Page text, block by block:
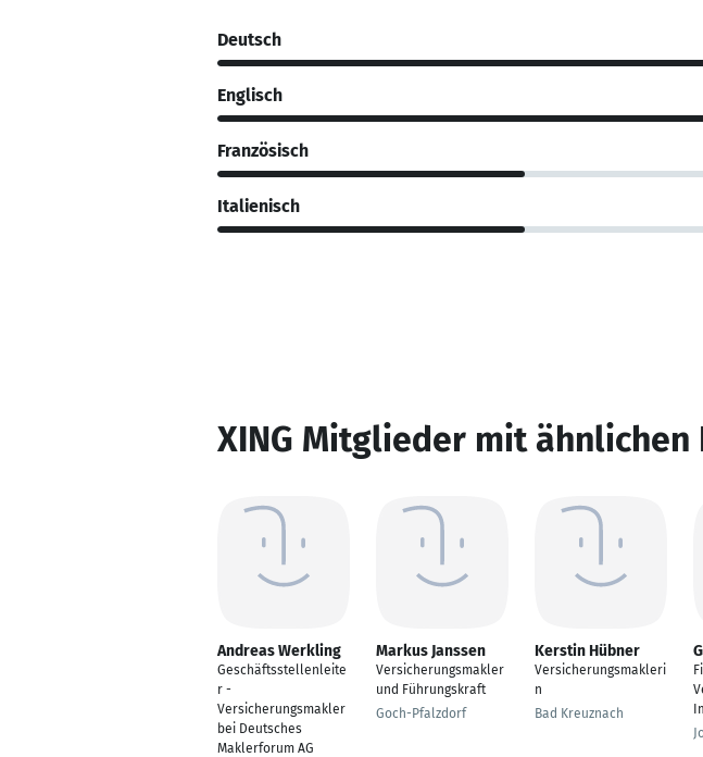
Deutsch
Englisch
Französisch
Italienisch
XING Mitglieder mit
Andreas Werkling
Geschäftsstellenleite
r -
Versicherungsmakler
bei Deutsches
Maklerforum AG
Markus Janssen
Versicherungsmakler
und Führungskraft
Goch-Pfalzdorf
Kerstin Hübner
Versicherungsmakleri
n
Bad Kreuznach